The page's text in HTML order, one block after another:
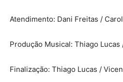
Atendimento: Dani Freitas /
Produção Musical: Thiago
Finalização: Thiago Lucas /